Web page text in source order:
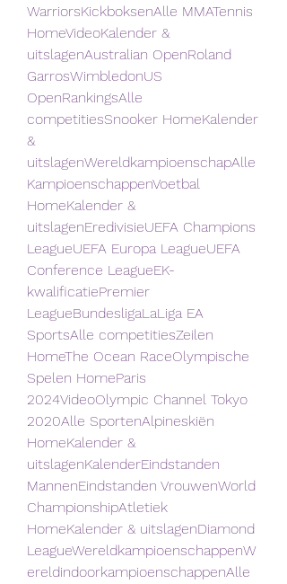
WarriorsKickboksenAlle MMATennis
HomeVideoKalender &
uitslagenAustralian OpenRoland
GarrosWimbledonUS
OpenRankingsAlle
competitiesSnooker HomeKalender
&
uitslagenWereldkampioenschapAlle
KampioenschappenVoetbal
HomeKalender &
uitslagenEredivisieUEFA Champions
LeagueUEFA Europa LeagueUEFA
Conference LeagueEK-
kwalificatiePremier
LeagueBundesligaLaLiga EA
SportsAlle competitiesZeilen
HomeThe Ocean RaceOlympische
Spelen HomeParis
2024VideoOlympic Channel Tokyo
2020Alle SportenAlpineskiën
HomeKalender &
uitslagenKalenderEindstanden
MannenEindstanden VrouwenWorld
ChampionshipAtletiek
HomeKalender & uitslagenDiamond
LeagueWereldkampioenschappenW
ereldindoorkampioenschappenAlle